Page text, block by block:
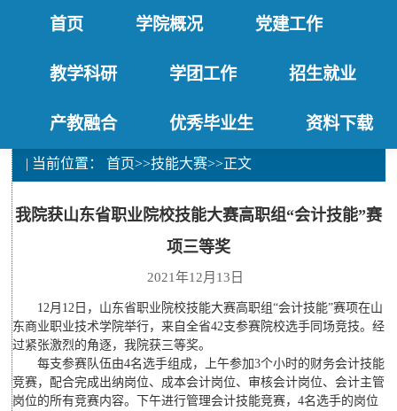
首页 学院概况 党建工作
教学科研 学团工作 招生就业
产教融合 优秀毕业生 资料下载
| 当前位置：首页>>技能大赛>>正文
我院获山东省职业院校技能大赛高职组“会计技能”赛
项三等奖
2021年12月13日
12月12日，山东省职业院校技能大赛高职组“会计技能”赛项在山
东商业职业技术学院举行，来自全省42支参赛院校选手同场竞技。经
过紧张激烈的角逐，我院获三等奖。
每支参赛队伍由4名选手组成，上午参加3个小时的财务会计技能
竞赛，配合完成出纳岗位、成本会计岗位、审核会计岗位、会计主管
岗位的所有竞赛内容。下午进行管理会计技能竞赛，4名选手的岗位